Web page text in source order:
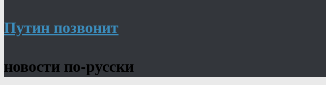
Путин позвонит
новости по-русски